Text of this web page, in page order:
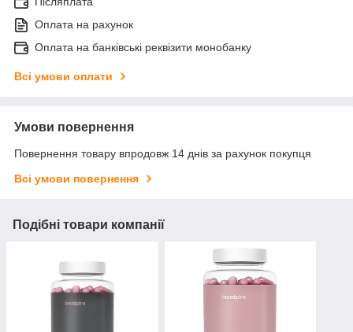
Оплата на рахунок
Оплата на банківські реквізити монобанку
Всі умови оплати
Умови повернення
Повернення товару впродовж 14 днів за рахунок покупця
Всі умови повернення
Подібні товари компанії